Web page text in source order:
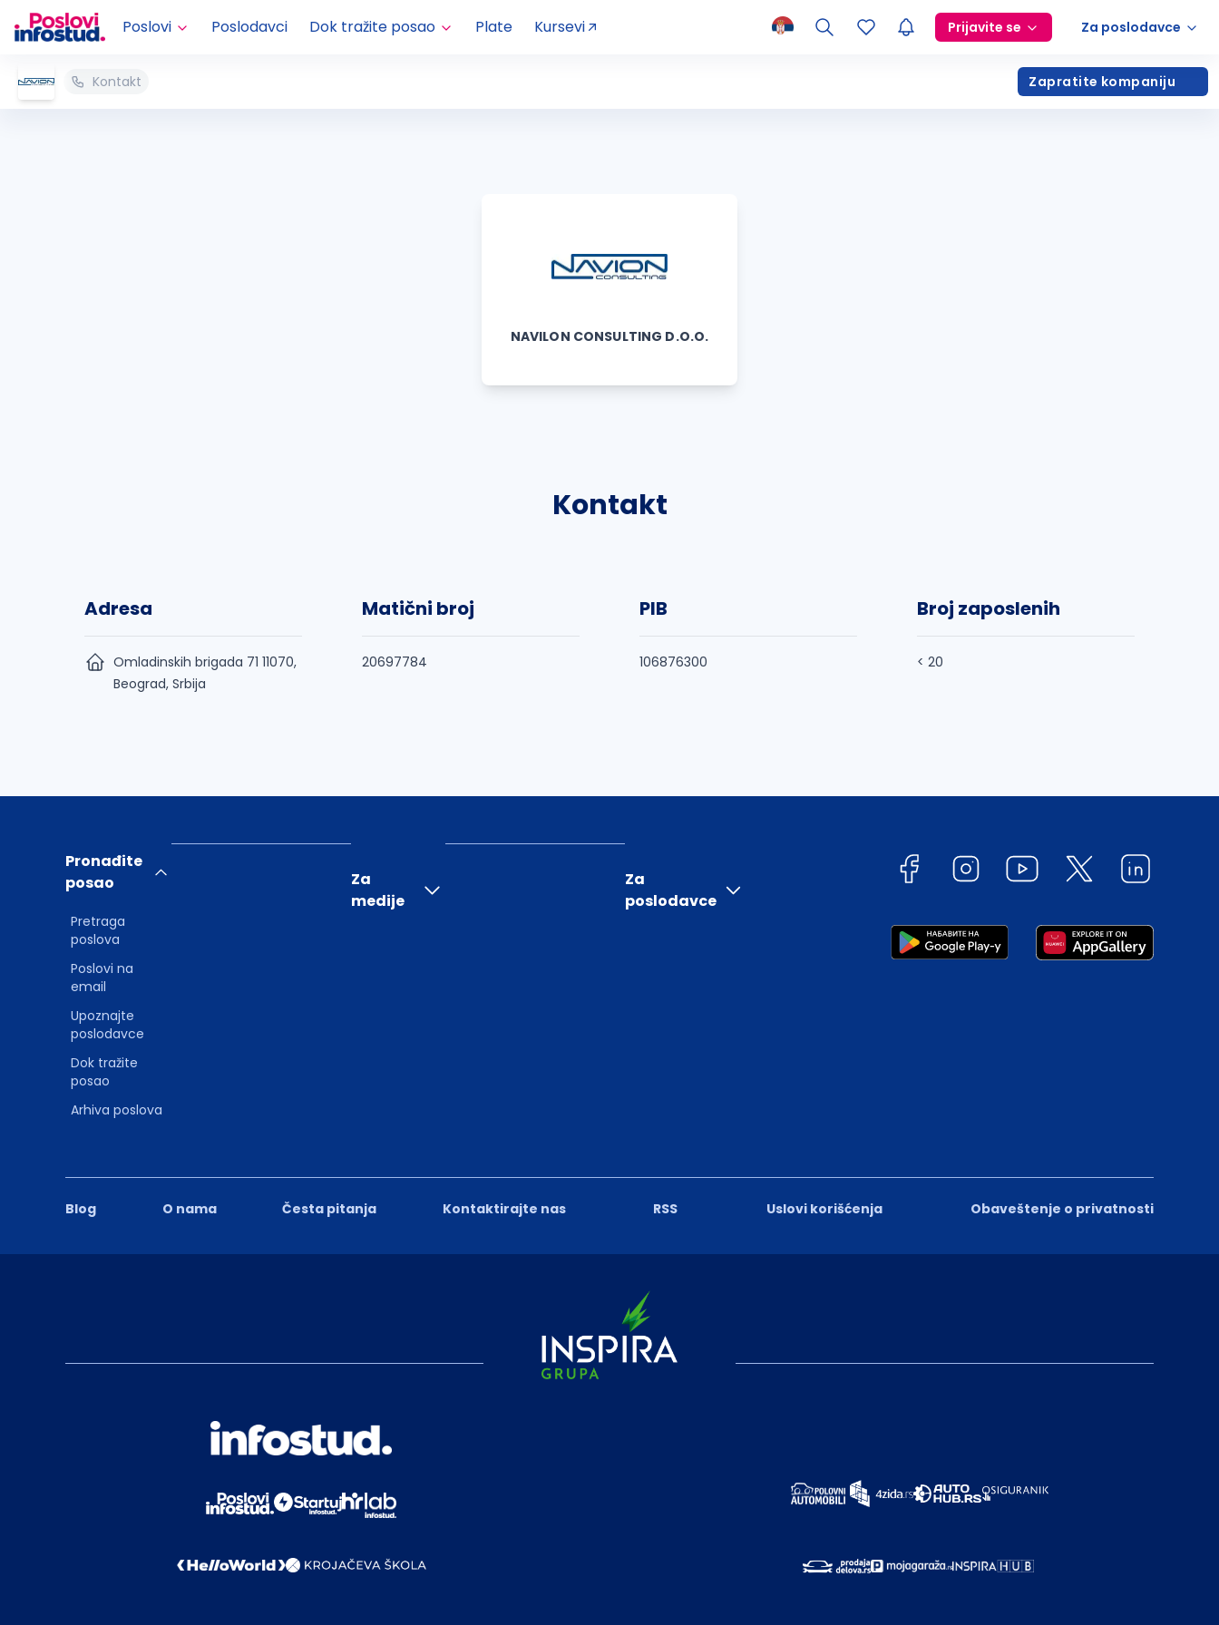
Poslovi Poslodavci Dok tražite posao Plate Kursevi Prijavite se Za poslodavce
Kontakt Zapratite kompaniju
NAVILON CONSULTING D.O.O.
Kontakt
Adresa
Omladinskih brigada 71 11070,
Beograd, Srbija
Matični broj
20697784
PIB
106876300
Broj zaposlenih
< 20
Blog O nama Česta pitanja Kontaktirajte nas RSS Uslovi korišćenja Obaveštenje o privatnosti
Pronađite
posao
Pretraga
poslova
Poslovi na
email
Upoznajte
poslodavce
Dok tražite
posao
Arhiva poslova
Za
medije
Za
poslodavce